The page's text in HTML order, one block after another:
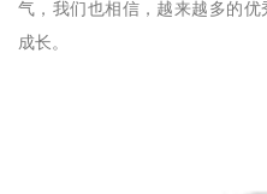
气，我们也相信，越来越多的
成长。